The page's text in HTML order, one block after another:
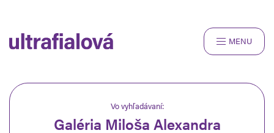
MENU
SNAPSHOTS
Vo vyhľadávaní:
Galéria Miloša Alexandra